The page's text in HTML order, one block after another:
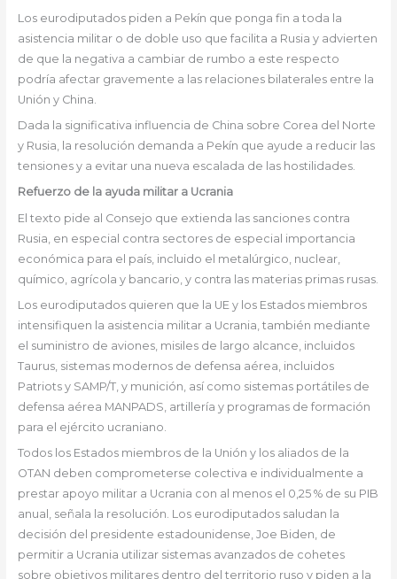
Los eurodiputados piden a Pekín que ponga fin a toda la
asistencia militar o de doble uso que facilita a Rusia y advierten
de que la negativa a cambiar de rumbo a este respecto
podría afectar gravemente a las relaciones bilaterales entre la
Unión y China.
Dada la significativa influencia de China sobre Corea del Norte
y Rusia, la resolución demanda a Pekín que ayude a reducir las
tensiones y a evitar una nueva escalada de las hostilidades.
Refuerzo de la ayuda militar a Ucrania
El texto pide al Consejo que extienda las sanciones contra
Rusia, en especial contra sectores de especial importancia
económica para el país, incluido el metalúrgico, nuclear,
químico, agrícola y bancario, y contra las materias primas rusas.
Los eurodiputados quieren que la UE y los Estados miembros
intensifiquen la asistencia militar a Ucrania, también mediante
el suministro de aviones, misiles de largo alcance, incluidos
Taurus, sistemas modernos de defensa aérea, incluidos
Patriots y SAMP/T, y munición, así como sistemas portátiles de
defensa aérea MANPADS, artillería y programas de formación
para el ejército ucraniano.
Todos los Estados miembros de la Unión y los aliados de la
OTAN deben comprometerse colectiva e individualmente a
prestar apoyo militar a Ucrania con al menos el 0,25 % de su PIB
anual, señala la resolución. Los eurodiputados saludan la
decisión del presidente estadounidense, Joe Biden, de
permitir a Ucrania utilizar sistemas avanzados de cohetes
sobre objetivos militares dentro del territorio ruso y piden a la